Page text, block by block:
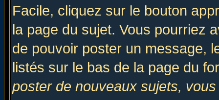
Facile, cliquez sur le bouton
la page du sujet. Vous pourriez
de pouvoir poster un message,
listés sur le bas de la page du
poster de nouveaux sujets,